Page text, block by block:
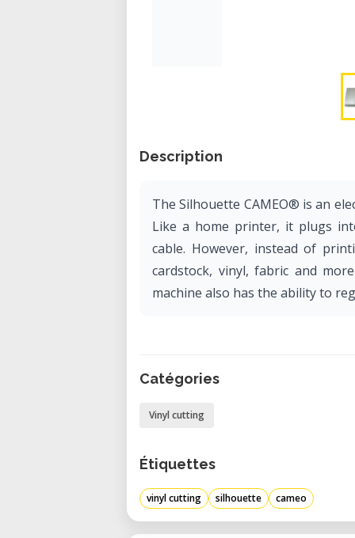
Description
The Silhouette CAMEO® is an
Like a home printer, it plugs
cable. However, instead of
cardstock, vinyl, fabric and
machine also has the ability to
Catégories
Vinyl cutting
Étiquettes
vinyl cutting silhouette cameo